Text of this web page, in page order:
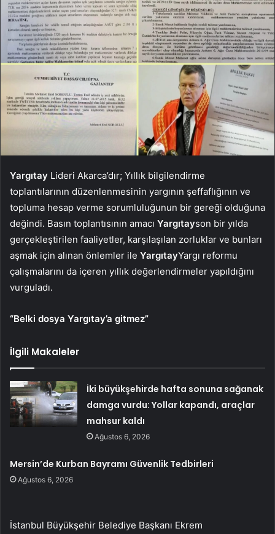
Yargıtay Lideri Akarca’dır; Yıllık bilgilendirme
toplantılarının düzenlenmesinin yargının şeffaflığının ve
topluma hesap verme sorumluluğunun bir gereği olduğuna
değindi. Basın toplantısının amacı Yargıtayson bir yılda
gerçekleştirilen faaliyetler, karşılaşılan zorluklar ve bunları
aşmak için alınan önlemler ile YargıtayYargı reformu
çalışmalarını da içeren yıllık değerlendirmeler yapıldığını
vurguladı.
“Belki dosya Yargıtay’a gitmez”
İlgili Makaleler
İki büyükşehirde hafta sonuna sağanak
damga vurdu: Yollar kapandı, araçlar
mahsur kaldı
Ağustos 6, 2026
Mersin’de Kurban Bayramı Güvenlik Tedbirleri
Ağustos 6, 2026
İstanbul Büyükşehir Belediye Başkanı Ekrem